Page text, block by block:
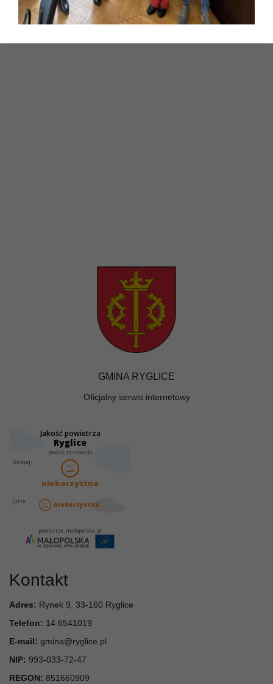
GMINA RYGLICE
Oficjalny serwis internetowy
Kontakt
Adres: Rynek 9, 33-160 Ryglice
Telefon: 14 6541019
E-mail: gmina@ryglice.pl
NIP: 993-033-72-47
REGON: 851660909